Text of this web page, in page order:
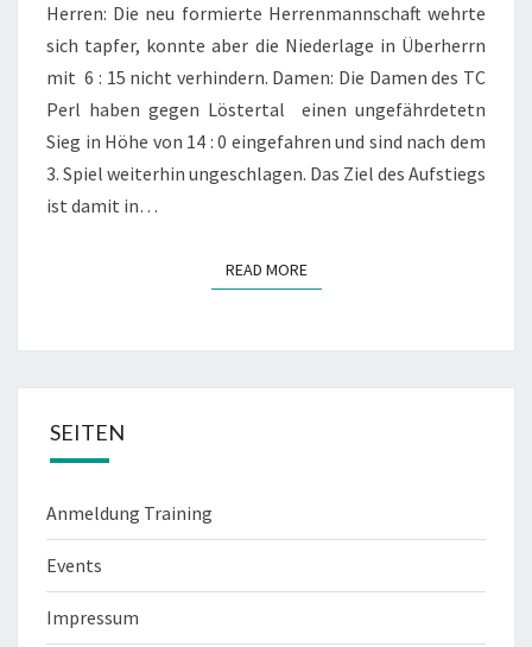
Herren: Die neu formierte Herrenmannschaft wehrte
sich tapfer, konnte aber die Niederlage in Überherrn
mit 6 : 15 nicht verhindern. Damen: Die Damen des TC
Perl haben gegen Löstertal einen ungefährdetetn
Sieg in Höhe von 14 : 0 eingefahren und sind nach dem
3. Spiel weiterhin ungeschlagen. Das Ziel des Aufstiegs
ist damit in…
READ MOREREAD MORE
SEITEN
Anmeldung Training
Events
Impressum